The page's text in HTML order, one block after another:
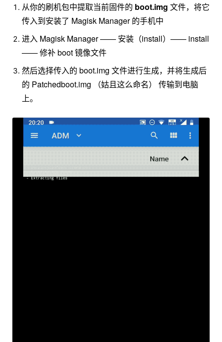
从你的刷机包中提取当前固件的 boot.img 文件，将它
传入到安装了 Magisk Manager 的手机中
进入 Magisk Manager —— 安装（install）—— install
—— 修补 boot 镜像文件
然后选择传入的 boot.img 文件进行生成，并将生成后
的 Patchedboot.img （姑且这么命名） 传输到电脑
上。